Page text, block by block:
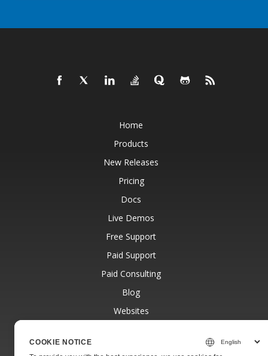
Home
Products
New Releases
Pricing
Docs
Live Demos
Free Support
Paid Support
Paid Consulting
Blog
Websites
COOKIE NOTICE